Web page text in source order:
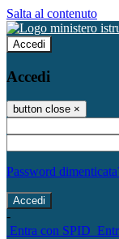
Salta al contenuto
Accedi
Accedi
button close ×
Password
-
Entra con SPID